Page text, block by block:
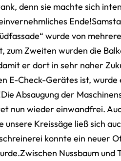
denn sie machte sich
wurde von
Zweiten wurden die
er dort in sehr naher
E-Check-Gerätes ist,
Absaugung der
nun wieder einwandfrei.
Kreissäge ließ sich
konnte ein neuer
Nussbaum